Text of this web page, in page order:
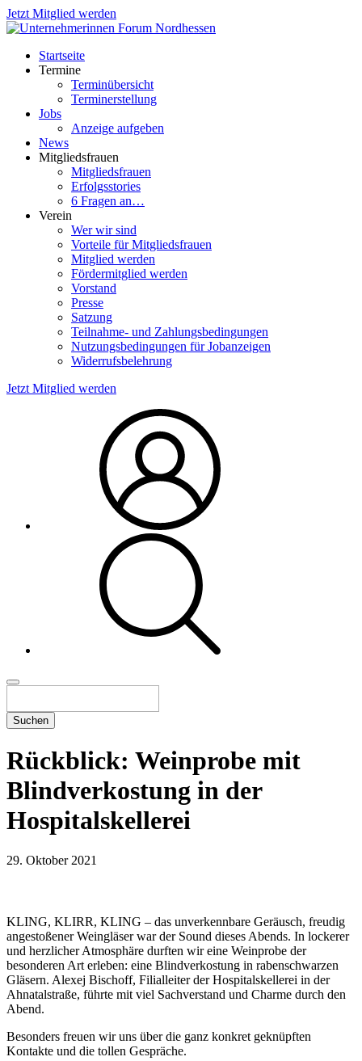
Jetzt Mitglied werden
Startseite
Termine
Terminübersicht
Terminerstellung
Jobs
Anzeige aufgeben
News
Mitgliedsfrauen
Mitgliedsfrauen
Erfolgsstories
6 Fragen an…
Verein
Wer wir sind
Vorteile für Mitgliedsfrauen
Mitglied werden
Fördermitglied werden
Vorstand
Presse
Satzung
Teilnahme- und Zahlungsbedingungen
Nutzungsbedingungen für Jobanzeigen
Widerrufsbelehrung
Jetzt Mitglied werden
Suchen
Rückblick: Weinprobe mit
Blindverkostung in der
Hospitalskellerei
29. Oktober 2021
KLING, KLIRR, KLING – das unverkennbare Geräusch, freudig
angestoßener Weingläser war der Sound dieses Abends. In lockerer
und herzlicher Atmosphäre durften wir eine Weinprobe der
besonderen Art erleben: eine Blindverkostung in rabenschwarzen
Gläsern. Alexej Bischoff, Filialleiter der Hospitalskellerei in der
Ahnatalstraße, führte mit viel Sachverstand und Charme durch den
Abend.
Besonders freuen wir uns über die ganz konkret geknüpften
Kontakte und die tollen Gespräche.